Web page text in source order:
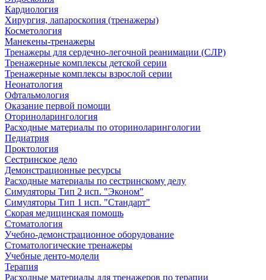
Кардиология
Хирургия, лапароскопия (тренажеры)
Косметология
Манекены-тренажеры
Тренажеры для сердечно-легочной реанимации (СЛР)
Тренажерные комплексы детской серии
Тренажерные комплексы взрослой серии
Неонатология
Офтальмология
Оказание первой помощи
Оториноларингология
Расходные материалы по оториноларингологии
Педиатрия
Проктология
Сестринское дело
Демонстрационные ресурсы
Расходные материалы по сестринскому делу
Симуляторы Тип 2 исп. "Эконом"
Симуляторы Тип 1 исп. "Стандарт"
Скорая медицинская помощь
Стоматология
Учебно-демонстрационное оборудование
Стоматологические тренажеры
Учебные денто-модели
Терапия
Расходные материалы для тренажеров по терапии